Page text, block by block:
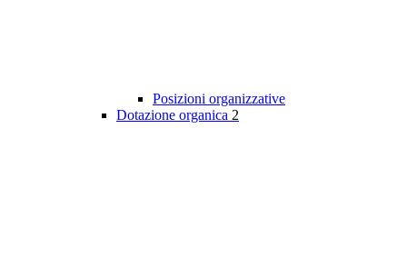
Posizioni organizzative
Dotazione organica 2